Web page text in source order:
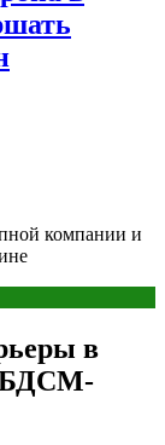
компании и
в
БДСМ-